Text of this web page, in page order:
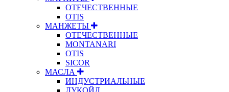
ОТЕЧЕСТВЕННЫЕ
OTIS
МАНЖЕТЫ
ОТЕЧЕСТВЕННЫЕ
MONTANARI
OTIS
SICOR
МАСЛА
ИНДУСТРИАЛЬНЫЕ
ЛУКОЙЛ